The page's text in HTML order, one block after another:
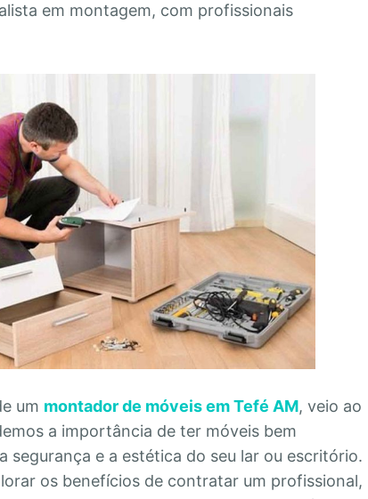
em montagem, com profissionais
um montador de móveis em Tefé AM, veio ao
a importância de ter móveis bem
segurança e a estética do seu lar ou escritório.
os benefícios de contratar um profissional,